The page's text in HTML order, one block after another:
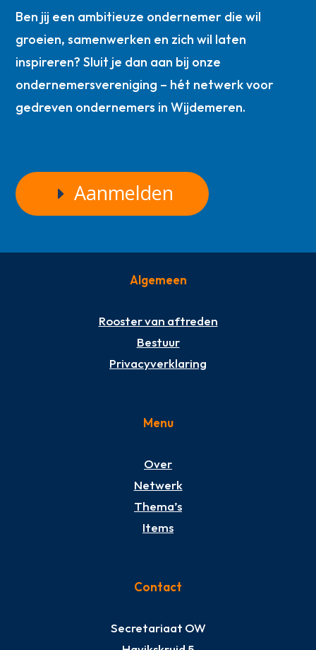
Ben jij een ambitieuze ondernemer die wil
groeien, samenwerken en zich wil laten
inspireren? Sluit je dan aan bij onze
ondernemersvereniging – hét netwerk voor
gedreven ondernemers in Wijdemeren.
Aanmelden
Algemeen
Rooster van aftreden
Bestuur
Privacyverklaring
Menu
Over
Netwerk
Thema’s
Items
Contact
Secretariaat OW